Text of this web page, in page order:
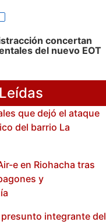
concertan
del nuevo EOT
que dejó el ataque
del barrio La
e en Riohacha tras
y
presunto integrante del